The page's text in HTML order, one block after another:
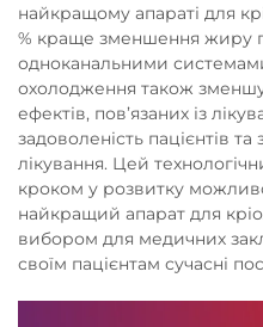
найкращому апараті для
% краще зменшення жиру
одноканальними
охолодження також
ефектів, пов’язаних із
задоволеність пацієнтів та
лікування. Цей
кроком у розвитку
найкращий апарат для
вибором для медичних
своїм пацієнтам сучасні